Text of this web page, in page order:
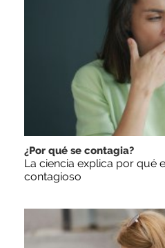
¿Por qué se contagia?
La ciencia explica por qué
contagioso